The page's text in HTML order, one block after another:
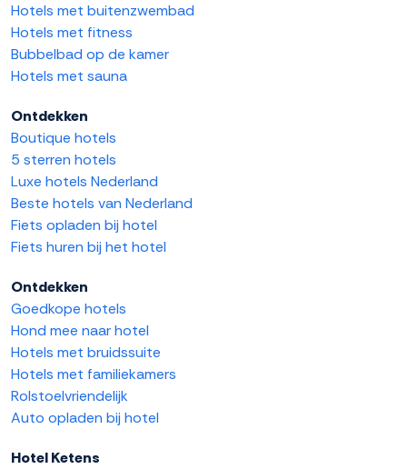
Hotels met buitenzwembad
Hotels met fitness
Bubbelbad op de kamer
Hotels met sauna
Ontdekken
Boutique hotels
5 sterren hotels
Luxe hotels Nederland
Beste hotels van Nederland
Fiets opladen bij hotel
Fiets huren bij het hotel
Ontdekken
Goedkope hotels
Hond mee naar hotel
Hotels met bruidssuite
Hotels met familiekamers
Rolstoelvriendelijk
Auto opladen bij hotel
Hotel Ketens